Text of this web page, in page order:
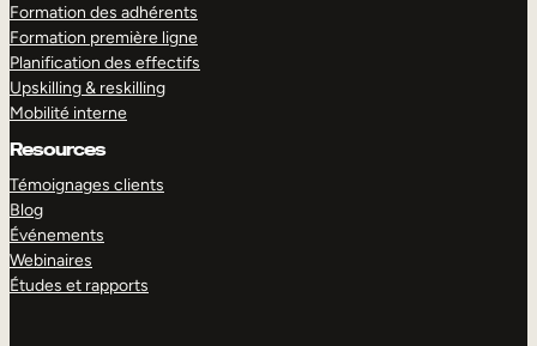
Formation des adhérents
Formation première ligne
Planification des effectifs
Upskilling & reskilling
Mobilité interne
Resources
Témoignages clients
Blog
Événements
Webinaires
Études et rapports